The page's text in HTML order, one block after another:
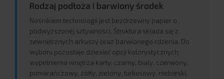
Rodzaj podłoża i barwiony środek
Nośnikiem technologii jest bezdrzewny papier o
podwyższonej sztywności. Struktura składa się z
zewnętrznych arkuszy oraz barwionego rdzenia. Do
wyboru pozostaje dziesięć opcji kolorystycznych
wypełnienia wnętrza karty: czarny, biały, czerwony,
pomarańczowy, żółty, zielony, turkusowy, niebieski,